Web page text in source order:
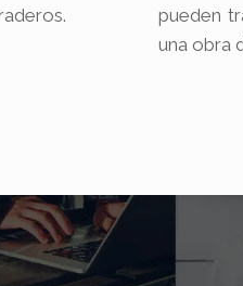
pueden
una obra